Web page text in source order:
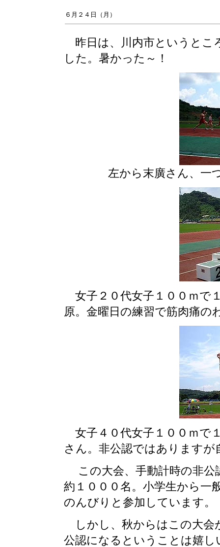
６月２４日（月）
昨日は、川内市というとこ
した。暑かった～！
左から末廣さん、一
女子２０代女子１００ｍで
原。金曜日の練習で筋肉痛の
女子４０代女子１００ｍで
さん。非公認ではありますが
この大会、手動計時の非公
約１０００名。小学生から
のんびりと参加しています。
しかし、秋からはこの大会
公認になるということは嬉